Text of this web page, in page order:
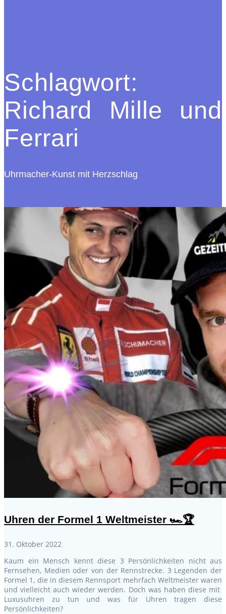
Schlagwort:
Richard Mille und
Ferrari
Uhrmacher-Kunst mit Herzschlag
Uhren der Formel 1 Weltmeister 🏎️🏆
31. Oktober 2022
Kaum ein Mensch kennt diese 3 Persönlichkeiten nicht aus
Fernsehen, Medien oder von der Rennstrecke. 3 Legenden der
Formel 1, die in diesem Rennsport mehrfach Weltmeister waren
und vielleicht auch wieder werden. Doch was haben diese mit
Luxusuhren zu tun und was für Uhren tragen diese
Persönlichkeiten?